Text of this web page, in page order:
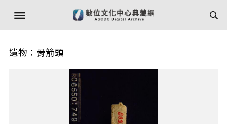
遺物：骨箭頭